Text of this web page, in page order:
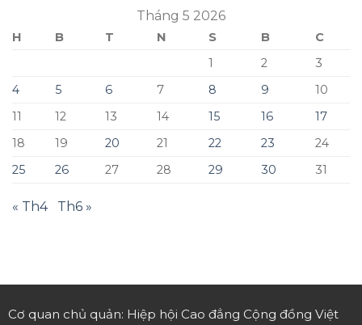
Tháng 5 2026
H B T N S B
C
1
2
3
4
5 6 7 8 9
10
11
12 13 14 15 16
17
18
19 20 21 22 23
24
25
26 27 28 29 30 31
« Th4 Th6 »
Cơ quan chủ quản: Hiệp hội Cao đẳng Cộng đồng Việt